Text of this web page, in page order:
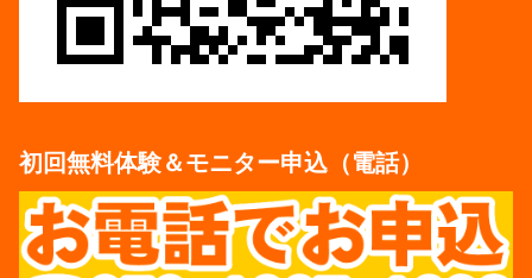
初回無料体験＆モニター申込（電話）